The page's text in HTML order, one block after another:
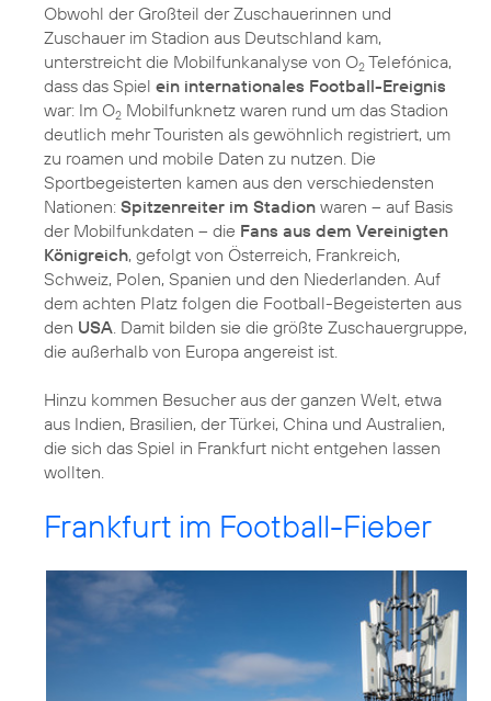
Obwohl der Großteil der Zuschauerinnen und
Zuschauer im Stadion aus Deutschland kam,
unterstreicht die Mobilfunkanalyse von O2 Telefónica,
dass das Spiel ein internationales Football-Ereignis
war: Im O2 Mobilfunknetz waren rund um das Stadion
deutlich mehr Touristen als gewöhnlich registriert, um
zu roamen und mobile Daten zu nutzen. Die
Sportbegeisterten kamen aus den verschiedensten
Nationen: Spitzenreiter im Stadion waren – auf Basis
der Mobilfunkdaten – die Fans aus dem Vereinigten
Königreich, gefolgt von Österreich, Frankreich,
Schweiz, Polen, Spanien und den Niederlanden. Auf
dem achten Platz folgen die Football-Begeisterten aus
den USA . Damit bilden sie die größte Zuschauergruppe,
die außerhalb von Europa angereist ist.
Hinzu kommen Besucher aus der ganzen Welt, etwa
aus Indien, Brasilien, der Türkei, China und Australien,
die sich das Spiel in Frankfurt nicht entgehen lassen
wollten.
Frankfurt im Football-Fieber